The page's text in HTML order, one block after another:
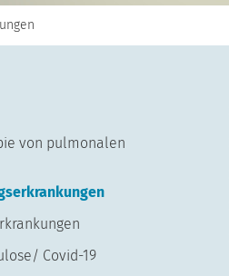
von pulmonalen
Covid-19